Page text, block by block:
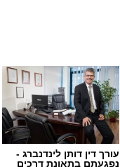
עורך דין דותן לינדנברג -
נפגעתם בתאונת דרכים